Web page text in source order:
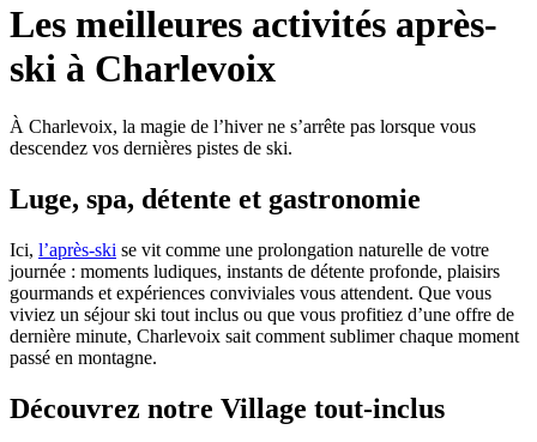
Les meilleures activités après-
ski à Charlevoix
À Charlevoix, la magie de l’hiver ne s’arrête pas lorsque vous
descendez vos dernières pistes de ski.
Luge, spa, détente et gastronomie
Ici, l’après-ski se vit comme une prolongation naturelle de votre
journée : moments ludiques, instants de détente profonde, plaisirs
gourmands et expériences conviviales vous attendent. Que vous
viviez un séjour ski tout inclus ou que vous profitiez d’une offre de
dernière minute, Charlevoix sait comment sublimer chaque moment
passé en montagne.
Découvrez notre Village tout-inclus